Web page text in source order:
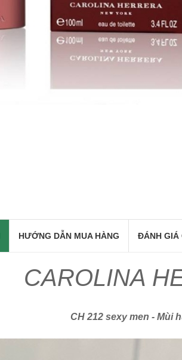
HƯỚNG DẪN MUA HÀNG ĐÁNH GIÁ
CAROLINA
CH 212 sexy men - Mùi